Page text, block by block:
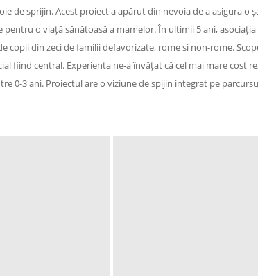
de sprijin. Acest proiect a apărut din nevoia de a asigura o
pentru o viață sănătoasă a mamelor. În ultimii 5 ani,
din zeci de familii defavorizate, rome si non-rome.
fiind central. Experienta ne-a învățat că cel mai mare cost
0-3 ani. Proiectul are o viziune de spijin integrat pe